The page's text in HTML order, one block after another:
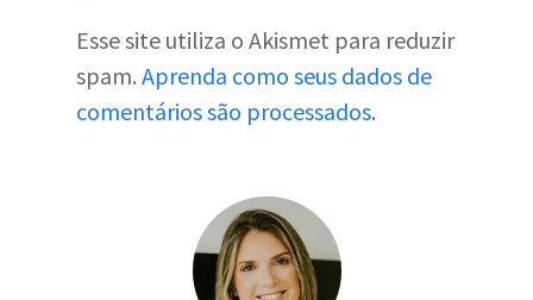
Esse site utiliza o Akismet para reduzir
spam. Aprenda como seus dados de
comentários são processados.